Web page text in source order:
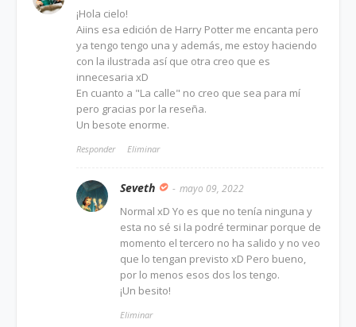
¡Hola cielo!
Aiins esa edición de Harry Potter me encanta pero
ya tengo tengo una y además, me estoy haciendo
con la ilustrada así que otra creo que es
innecesaria xD
En cuanto a "La calle" no creo que sea para mí
pero gracias por la reseña.
Un besote enorme.
Responder Eliminar
Seveth mayo 09, 2022
Normal xD Yo es que no tenía ninguna y
esta no sé si la podré terminar porque de
momento el tercero no ha salido y no veo
que lo tengan previsto xD Pero bueno,
por lo menos esos dos los tengo.
¡Un besito!
Eliminar